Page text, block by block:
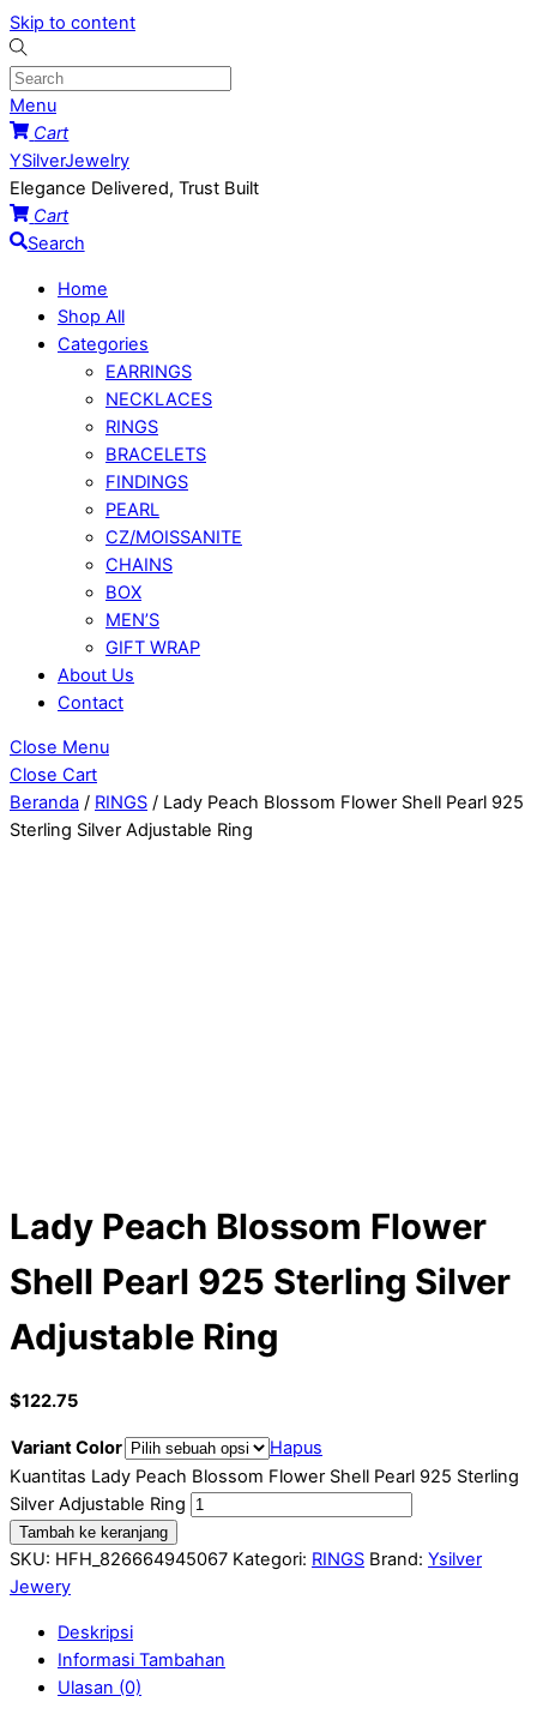
Skip to content
Menu
Cart
YSilverJewelry
Elegance Delivered, Trust Built
Cart
Search
Home
Shop All
Categories
EARRINGS
NECKLACES
RINGS
BRACELETS
FINDINGS
PEARL
CZ/MOISSANITE
CHAINS
BOX
MEN’S
GIFT WRAP
About Us
Contact
Close Menu
Close Cart
Beranda / RINGS / Lady Peach Blossom Flower Shell Pearl 925
Sterling Silver Adjustable Ring
Lady Peach Blossom Flower
Shell Pearl 925 Sterling Silver
Adjustable Ring
$122.75
Variant Color
Hapus
Kuantitas Lady Peach Blossom Flower Shell Pearl 925 Sterling
Silver Adjustable Ring
Tambah ke keranjang
SKU: HFH_826664945067 Kategori: RINGS Brand: Ysilver
Jewery
Deskripsi
Informasi Tambahan
Ulasan (0)